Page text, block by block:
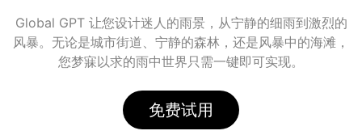
Global GPT 让您设计迷人的雨景，从宁静的细雨到激烈的
风暴。无论是城市街道、宁静的森林，还是风暴中的海滩，
您梦寐以求的雨中世界只需一键即可实现。
免费试用